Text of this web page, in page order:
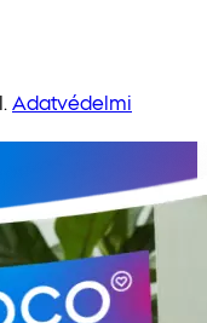
Adatvédelmi